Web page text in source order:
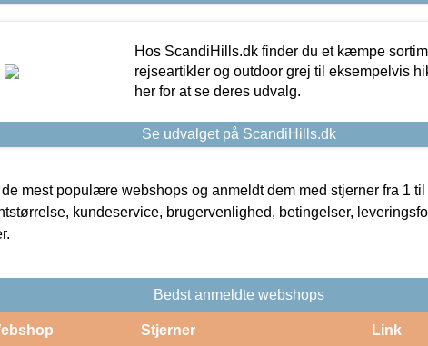
Hos ScandiHills.dk finder du et kæmpe
rejseartikler og outdoor grej til eksempelvis
her for at se deres udvalg.
Se udvalget på ScandiHills.dk
mest populære webshops og anmeldt dem med stjerner fra 1
kundeservice, brugervenlighed, betingelser,
Bedst anmeldte webshops
Stjerner Link